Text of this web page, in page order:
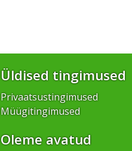
Üldised tingimused
Privaatsustingimused
Müügitingimused
Oleme avatud